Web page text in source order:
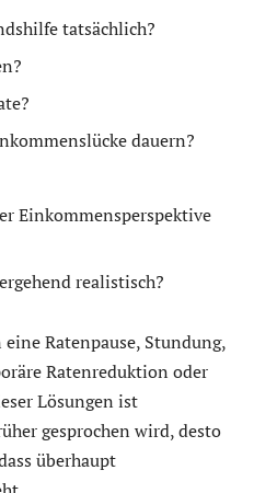
tatsächlich?
dauern?
Einkommensperspektive
realistisch?
Ratenpause, Stundung,
Ratenreduktion oder
Lösungen ist
gesprochen wird, desto
überhaupt